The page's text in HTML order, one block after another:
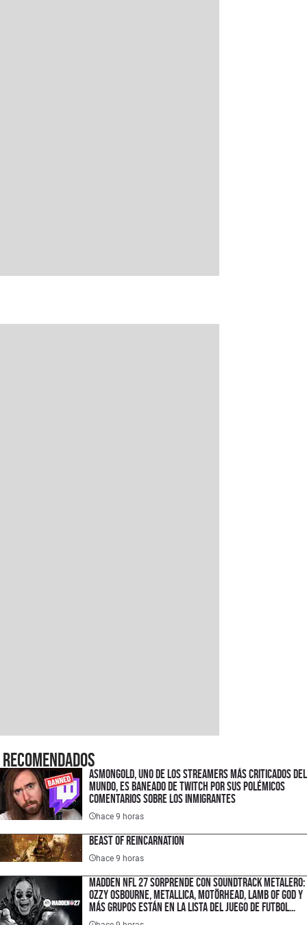
Recomendados
Asmongold, uno de los streamers más criticados del
mundo, es baneado de Twitch por sus polémicos
comentarios sobre los inmigrantes
hace 9 horas
Beast of Reincarnation
hace 9 horas
Madden NFL 27 sorprende con soundtrack metalero:
Ozzy Osbourne, Metallica, Motörhead, Lamb of God y
más grupos están en la lista del juego de futbol
americano